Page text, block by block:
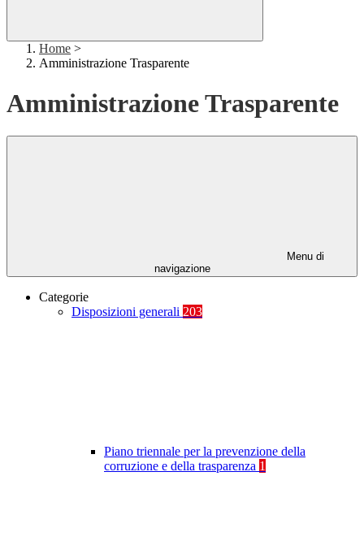
Home >
Amministrazione Trasparente
Amministrazione Trasparente
Menu di
navigazione
Categorie
Disposizioni generali 203
Piano triennale per la prevenzione della
corruzione e della trasparenza 1